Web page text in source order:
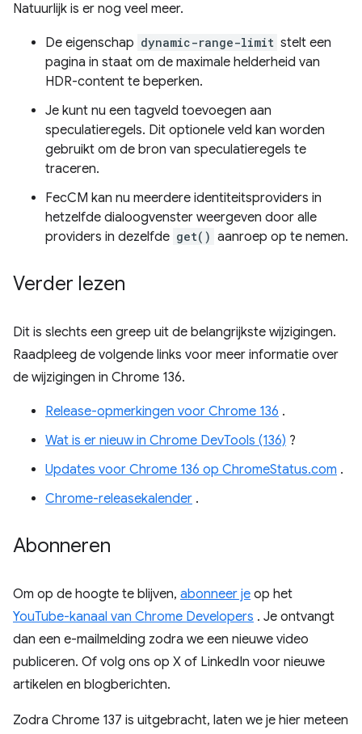
Natuurlijk is er nog veel meer.
De eigenschap dynamic-range-limit stelt een
pagina in staat om de maximale helderheid van
HDR-content te beperken.
Je kunt nu een tagveld toevoegen aan
speculatieregels. Dit optionele veld kan worden
gebruikt om de bron van speculatieregels te
traceren.
FecCM kan nu meerdere identiteitsproviders in
hetzelfde dialoogvenster weergeven door alle
providers in dezelfde get() aanroep op te nemen.
Verder lezen
Dit is slechts een greep uit de belangrijkste wijzigingen.
Raadpleeg de volgende links voor meer informatie over
de wijzigingen in Chrome 136.
Release-opmerkingen voor Chrome 136 .
Wat is er nieuw in Chrome DevTools (136) ?
Updates voor Chrome 136 op ChromeStatus.com .
Chrome-releasekalender .
Abonneren
Om op de hoogte te blijven, abonneer je op het
YouTube-kanaal van Chrome Developers . Je ontvangt
dan een e-mailmelding zodra we een nieuwe video
publiceren. Of volg ons op X of LinkedIn voor nieuwe
artikelen en blogberichten.
Zodra Chrome 137 is uitgebracht, laten we je hier meteen